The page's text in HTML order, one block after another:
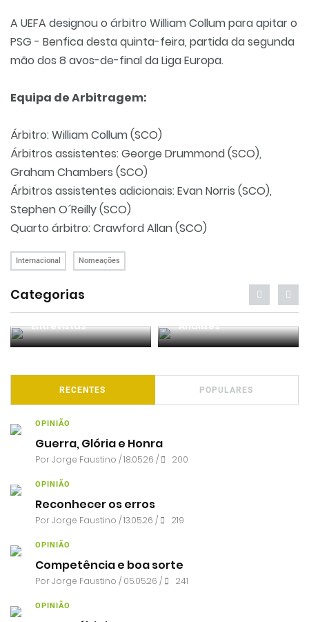
A UEFA designou o árbitro William Collum para apitar o
PSG - Benfica desta quinta-feira, partida da segunda
mão dos 8 avos-de-final da Liga Europa.
Equipa de Arbitragem:
Árbitro: William Collum (SCO)
Árbitros assistentes: George Drummond (SCO),
Graham Chambers (SCO)
Árbitros assistentes adicionais: Evan Norris (SCO),
Stephen O´Reilly (SCO)
Quarto árbitro: Crawford Allan (SCO)
Internacional Nomeações
Categorias
Entrevistas Análises
RECENTES POPULARES
OPINIÃO
Guerra, Glória e Honra
PorJorge Faustino / 18.05.26 / 200
OPINIÃO
Reconhecer os erros
PorJorge Faustino / 13.05.26 / 219
OPINIÃO
Competência e boa sorte
PorJorge Faustino / 05.05.26 / 241
OPINIÃO